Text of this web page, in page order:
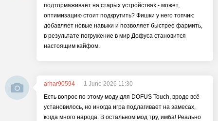
подтормаживает на старых устройствах - может,
оптимизацию стоит подкрутить? Фишки у него топчик:
добавляет новые навыки и позволяет быстрее фармить,
в результате погружение в мир Дофуса становится
настоящим кайфом.
arhar90594
1 June 2026 11:30
Есть вопрос по этому моду для DOFUS Touch, вроде всё
установилось, но иногда игра подлагивает на замесах,
когда много народа. В остальном мод тру, имба! Реально